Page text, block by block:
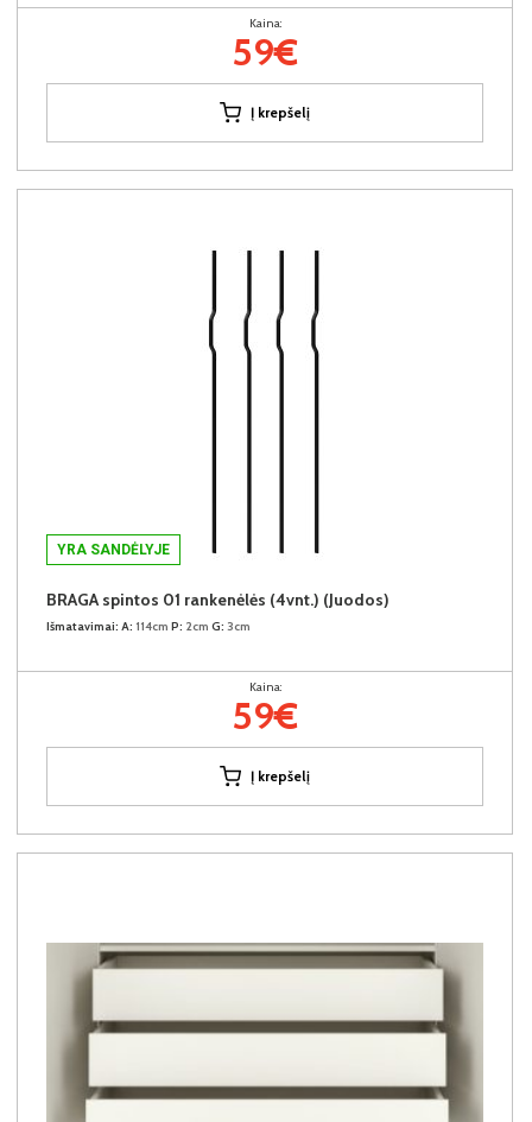
Kaina:
59€
Į krepšelį
YRA SANDĖLYJE
BRAGA spintos 01 rankenėlės (4vnt.) (Juodos)
Išmatavimai: A: 114cm P: 2cm G: 3cm
Kaina:
59€
Į krepšelį